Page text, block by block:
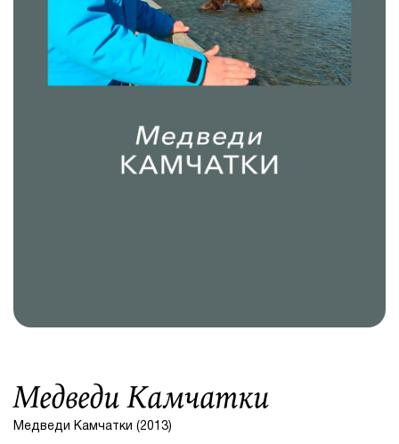
Рецензии
О нас
Медведи Камчатки
Медведи Камчатки (2013)